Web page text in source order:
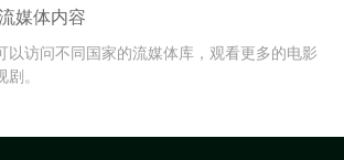
媒体内容
以访问不同国家的流媒体库，观看更多的电影
。